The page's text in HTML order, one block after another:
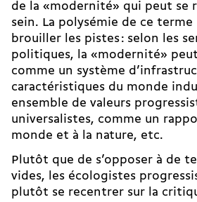
de la «modernité» qui peut se
sein. La polysémie de ce
brouiller les pistes : selon les
politiques, la «modernité»
comme un système
caractéristiques du monde
ensemble de valeurs
universalistes, comme un
monde et à la nature, etc.
Plutôt que de s’opposer à de
vides, les écologistes
plutôt se recentrer sur la